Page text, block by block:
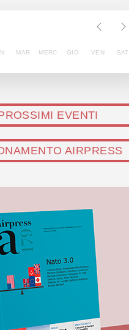
MAR MERC GIO VEN SAT
EVENTI
AIRPRESS